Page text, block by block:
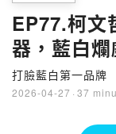
EP77.柯文
器，藍白
點｜打臉藍
打臉藍白第一品牌
2026-04-27 · 37